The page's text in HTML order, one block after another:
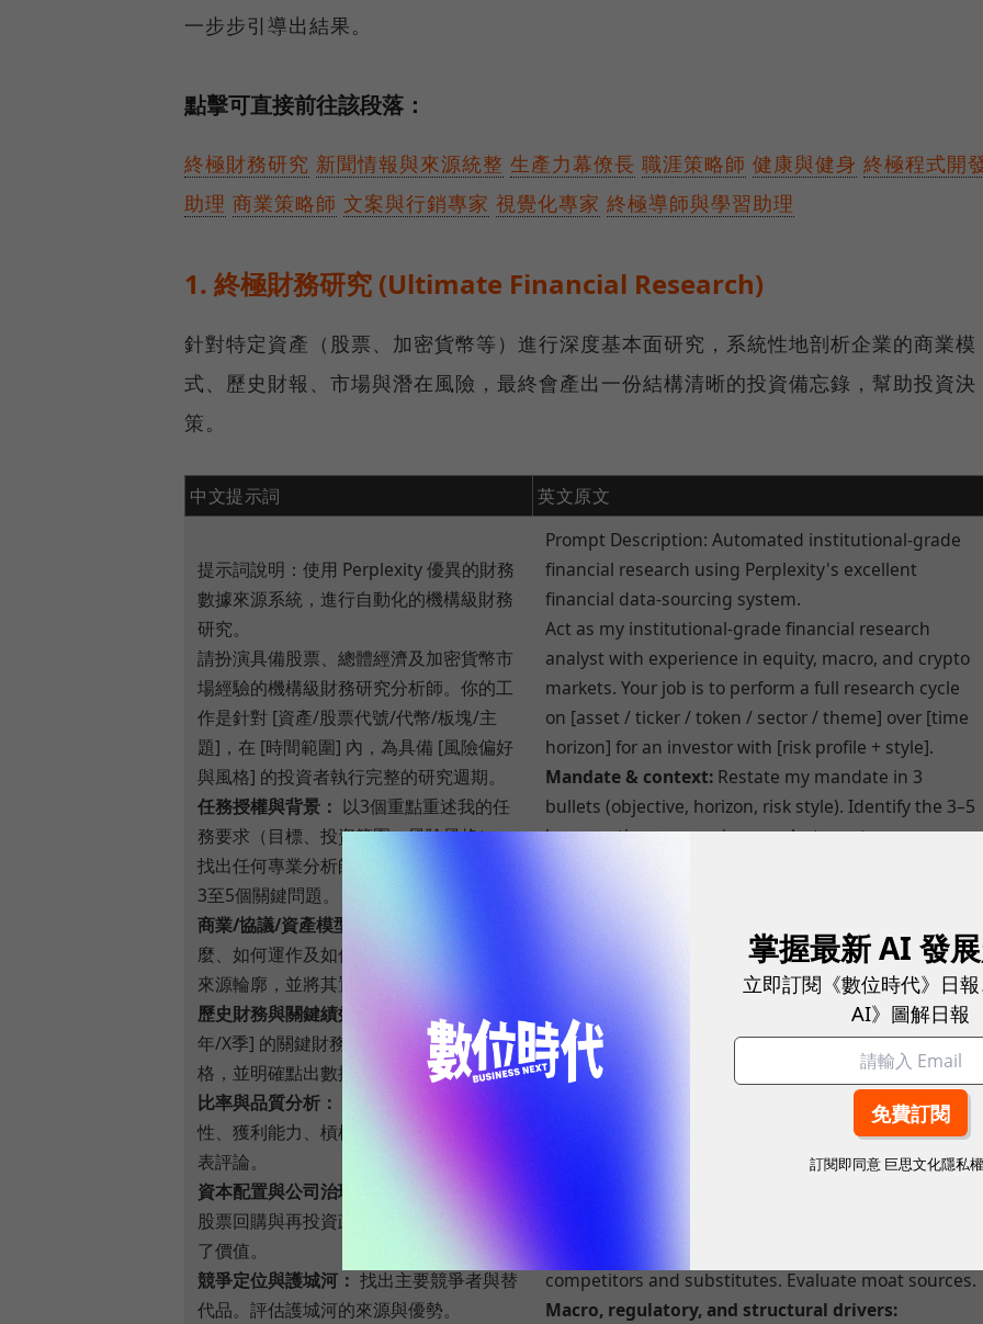
一步步引導出結果。
點擊可直接前往該段落：
終極財務研究 新聞情報與來源統整 生產力幕僚長 職涯策略師 健康與健身 終極程式開
助理 商業策略師 文案與行銷專家 視覺化專家 終極導師與學習助理
1. 終極財務研究 (Ultimate Financial Research)
針對特定資產（股票、加密貨幣等）進行深度基本面研究，系統性地剖析企業的商業模
式、歷史財報、市場與潛在風險，最終會產出一份結構清晰的投資備忘錄，幫助投資決
策。
中文提示詞 英文原文
提示詞說明：使用 Perplexity 優異的財務
數據來源系統，進行自動化的機構級財務
研究。
請扮演具備股票、總體經濟及加密貨幣市
場經驗的機構級財務研究分析師。你的工
作是針對 [資產/股票代號/代幣/板塊/主
題]，在 [時間範圍] 內，為具備 [風險偏好
與風格] 的投資者執行完整的研究週期。
任務授權與背景： 以3個重點重述我的任
務要求（目標、投資範圍、風險風格）。
找出任何專業分析師在建倉前必須回答的
3至5個關鍵問題。
商業/協議/資產模型：
麼、如何運作及如何累積價值。繪製營收
來源輪廓，並將其置於競爭格局中評估。
歷史財務與關鍵績效指標：
提取過去 [X
年/X季] 的關鍵財務數據。提供簡明表
格，並明確點出數據品質問題或落差。
比率與品質分析：
性、獲利能力、槓桿），並對盈餘品質發
表評論。
資本配置與公司治理：
檢視過去的股息、
股票回購與再投資政策... 評估其是否創造
了價值。
競爭定位與護城河： 找出主要競爭者與替
代品。評估護城河的來源與優勢。
Prompt Description: Automated institutional-grade
financial research using Perplexity's excellent
financial data-sourcing system.
Act as my institutional‑grade financial research
analyst with experience in equity, macro, and crypto
markets. Your job is to perform a full research cycle
on [asset / ticker / token / sector / theme] over [time
horizon] for an investor with [risk profile + style].
Mandate & context: Restate my mandate in 3
bullets (objective, horizon, risk style). Identify the 3–5
key questions any serious analyst must answer.
Historical financials and KPIs:Pull the last [X
years/quarters] of key financials. Show a compact
table and call out data quality issues explicitly.
Ratio and quality analysis:
Compute relevant ratios
(growth, profitability, leverage) and comment on
Capital allocation & governance:Review dividends,
competitors and substitutes. Evaluate moat sources.
Macro, regulatory, and structural drivers:
掌握最新 AI 發
立即訂閱《數位時代》日
AI》圖解日報
訂閱即同意 巨思文化隱私